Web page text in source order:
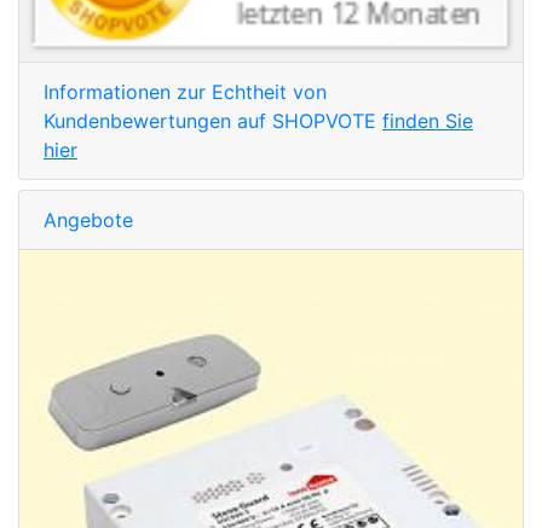
Informationen zur Echtheit von
Kundenbewertungen auf SHOPVOTE finden Sie
hier
Angebote